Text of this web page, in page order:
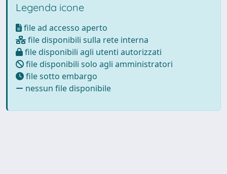
Legenda icone
file ad accesso aperto
file disponibili sulla rete interna
file disponibili agli utenti autorizzati
file disponibili solo agli amministratori
file sotto embargo
nessun file disponibile